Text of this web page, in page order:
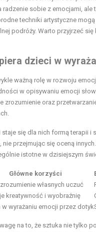
sobie z emocjami,
techniki artystyczne
podróży. Warto przyjrzeć
dzieci w
ważną rolę w rozwoju
w opisywaniu emocji
zrozumienie oraz
staje się dla nich formą terapii
przejmując się oceną
istotne w dzisiejszym
Główne korzyści
własnych uczuć
kreatywność i wyobraźnię
w wyrażaniu emocji przez dotyk
na to, że sztuka nie tylko